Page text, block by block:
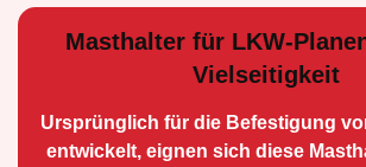
Masthalter für LKW-
Vielseitigkeit
Ursprünglich für die Be­festigung
entwickelt, eignen sich diese